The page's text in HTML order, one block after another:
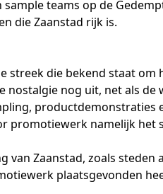
sample teams op de
die Zaanstad rijk is.
die bekend staat om
nostalgie nog uit, net als
productdemonstraties
promotiewerk namelijk
van Zaanstad, zoals
plaatsgevonden